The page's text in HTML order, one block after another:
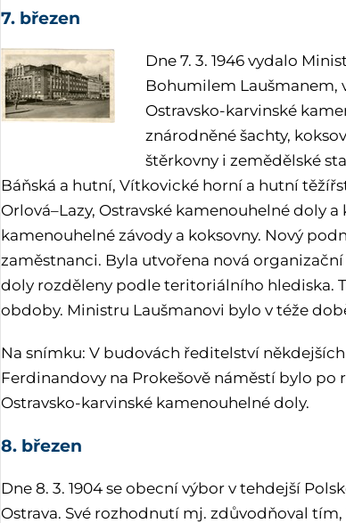
7. březen
Dne 7. 3. 1946 vydalo
Bohumilem Laušmanem,
Ostravsko-karvinské
znárodněné šachty,
štěrkovny i zemědělské
Báňská a hutní, Vítkovické horní a hutní
Orlová–Lazy, Ostravské kamenouhelné doly
kamenouhelné závody a koksovny. Nový
zaměstnanci. Byla utvořena nová
doly rozděleny podle teritoriálního hlediska.
obdoby. Ministru Laušmanovi bylo v téže
Na snímku: V budovách ředitelství
Ferdinandovy na Prokešově náměstí bylo
Ostravsko-karvinské kamenouhelné doly.
8. březen
Dne 8. 3. 1904 se obecní výbor v tehdejší
Ostrava. Své rozhodnutí mj. zdůvodňoval